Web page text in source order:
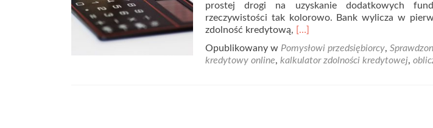
prostej drogi na uzyskanie dodatkowych
rzeczywistości tak kolorowo. Bank wylicza w
zdolność kredytową, Read
about
W
[…]
Opublikowany w Pomysłowi przedsiębiorcy,
kredytowy online, kalkulator zdolności kredytowej,